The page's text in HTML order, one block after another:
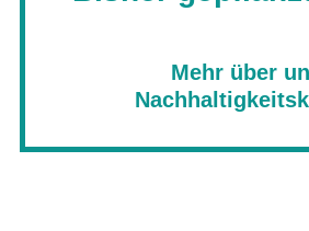
Mehr über